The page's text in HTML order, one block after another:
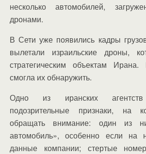
несколько автомобилей,
дронами.
В Сети уже появились кадры
вылетали израильские дроны,
стратегическим объектам
смогла их обнаружить.
Одно из иранских агентств
подозрительные признаки, на
обращать внимание: один из
автомобиль», особенно если на
данные компании; стертые